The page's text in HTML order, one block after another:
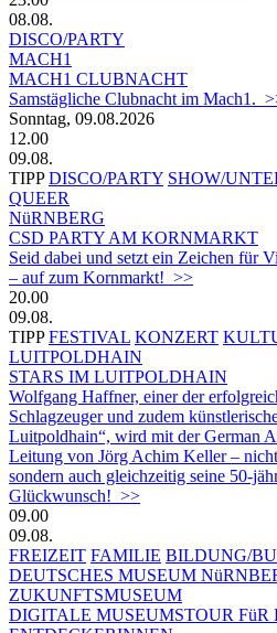
08.08.
DISCO/PARTY
MACH1
MACH1 CLUBNACHT
Samstägliche Clubnacht im Mach1.
Sonntag, 09.08.2026
12.00
09.08.
TIPP DISCO/PARTY SHOW/
QUEER
NüRNBERG
CSD PARTY AM KORNMARKT
Seid dabei und setzt ein Zeichen für
– auf zum Kornmarkt! >>
20.00
09.08.
TIPP FESTIVAL KONZERT
LUITPOLDHAIN
STARS IM LUITPOLDHAIN
Wolfgang Haffner, einer der
Schlagzeuger und zudem
Luitpoldhain“, wird mit der German
Leitung von Jörg Achim Keller –
sondern auch gleichzeitig seine 50-
Glückwunsch! >>
09.00
09.08.
FREIZEIT FAMILIE BILDUNG/
DEUTSCHES MUSEUM
ZUKUNFTSMUSEUM
DIGITALE MUSEUMSTOUR FüR